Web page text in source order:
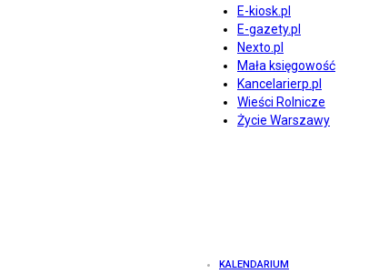
E-kiosk.pl
E-gazety.pl
Nexto.pl
Mała księgowość
Kancelarierp.pl
Wieści Rolnicze
Życie Warszawy
KALENDARIUM